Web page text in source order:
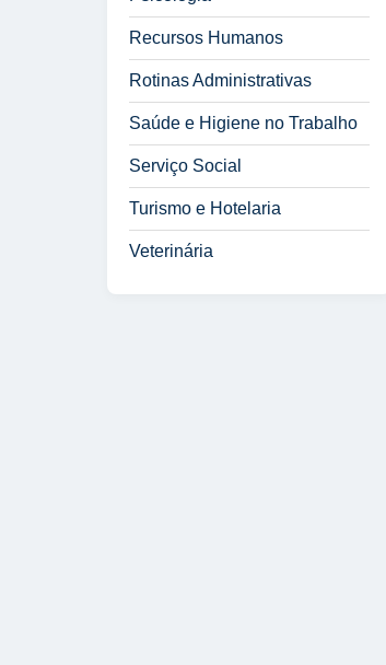
Recursos Humanos
Rotinas Administrativas
Saúde e Higiene no Trabalho
Serviço Social
Turismo e Hotelaria
Veterinária